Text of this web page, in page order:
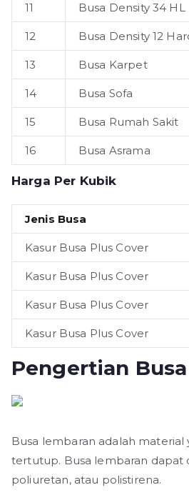
11 Busa Density 34 HL
12 Busa Density 12
13 Busa Karpet
14 Busa Sofa
15 Busa Rumah Sakit
16 Busa Asrama
Harga Per Kubik
Jenis Busa
Kasur Busa Plus Cover
Kasur Busa Plus Cover
Kasur Busa Plus Cover
Kasur Busa Plus Cover
Pengertian
Busa lembaran adalah
tertutup. Busa lembaran dapat
poliuretan, atau polistirena.